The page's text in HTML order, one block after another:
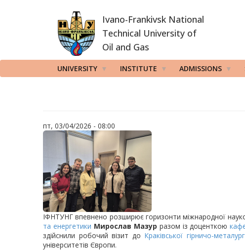
Ivano-Frankivsk National
Technical University of
Oil and Gas
UNIVERSITY INSTITUTE ADMISSIONS
пт, 03/04/2026 - 08:00
ІФНТУНГ впевнено розширює горизонти міжнародної
та енергетики Мирослав Мазур разом із доценткою
здійснили робочий візит до Краківської гірничо-
університетів Європи.